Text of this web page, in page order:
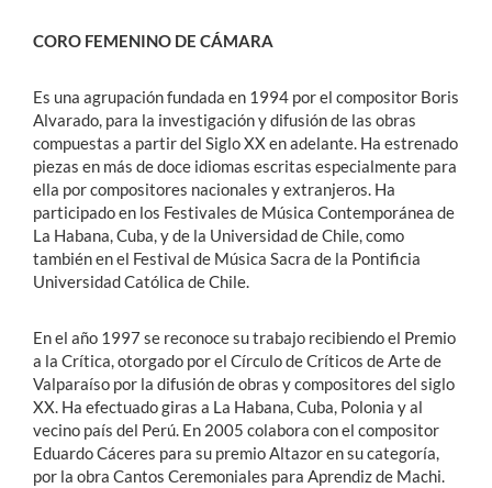
CORO FEMENINO DE CÁMARA
Es una agrupación fundada en 1994 por el compositor Boris
Alvarado, para la investigación y difusión de las obras
compuestas a partir del Siglo XX en adelante. Ha estrenado
piezas en más de doce idiomas escritas especialmente para
ella por compositores nacionales y extranjeros. Ha
participado en los Festivales de Música Contemporánea de
La Habana, Cuba, y de la Universidad de Chile, como
también en el Festival de Música Sacra de la Pontificia
Universidad Católica de Chile.
En el año 1997 se reconoce su trabajo recibiendo el Premio
a la Crítica, otorgado por el Círculo de Críticos de Arte de
Valparaíso por la difusión de obras y compositores del siglo
XX. Ha efectuado giras a La Habana, Cuba, Polonia y al
vecino país del Perú. En 2005 colabora con el compositor
Eduardo Cáceres para su premio Altazor en su categoría,
por la obra Cantos Ceremoniales para Aprendiz de Machi.